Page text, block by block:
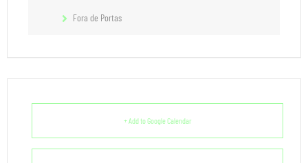
Fora de Portas
+ Add to Google Calendar